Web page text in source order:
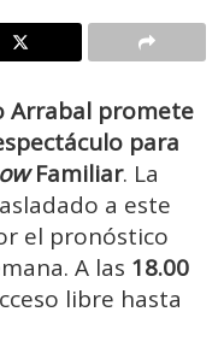
Arrabal promete
para
Familiar. La
a este
el pronóstico
A las 18.00
libre hasta